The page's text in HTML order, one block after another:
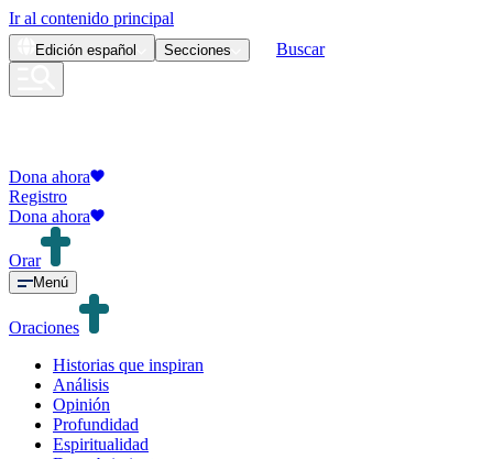
Ir al contenido principal
Edición español Secciones Buscar
Dona ahora
Registro
Dona ahora
Orar
Menú
Oraciones
Historias que inspiran
Análisis
Opinión
Profundidad
Espiritualidad